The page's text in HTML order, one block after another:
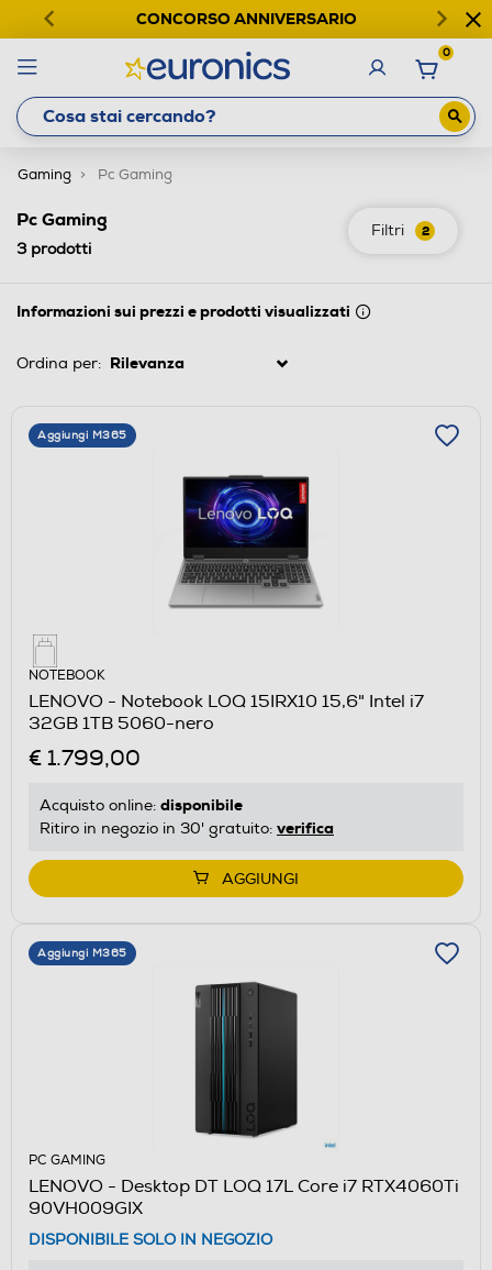
CONCORSO ANNIVERSARIO
0
Gaming Pc Gaming
Filtri 2
Pc Gaming
3prodotti
Informazioni sui prezzi e prodotti visualizzati
Ordina per:
Aggiungi M365
NOTEBOOK
LENOVO - Notebook LOQ 15IRX10 15,6" Intel i7
32GB 1TB 5060-nero
€ 1.799,00
Acquisto online: disponibile
Ritiro in negozio in 30' gratuito: verifica
AGGIUNGI
Aggiungi M365
PC GAMING
LENOVO - Desktop DT LOQ 17L Core i7 RTX4060Ti
90VH009GIX
DISPONIBILE SOLO IN NEGOZIO